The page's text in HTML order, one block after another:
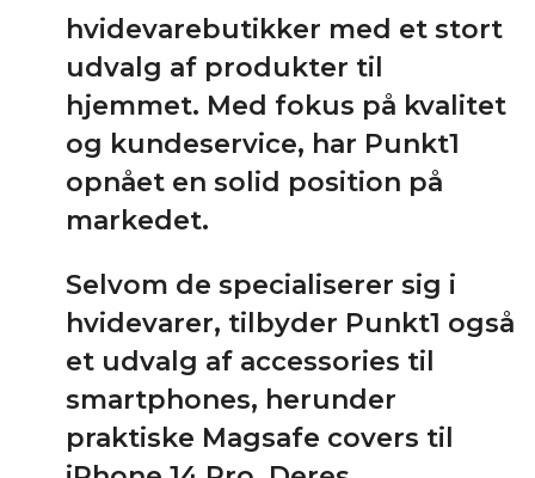
hvidevarebutikker med et stort
udvalg af produkter til
hjemmet. Med fokus på kvalitet
og kundeservice, har Punkt1
opnået en solid position på
markedet.
Selvom de specialiserer sig i
hvidevarer, tilbyder Punkt1 også
et udvalg af accessories til
smartphones, herunder
praktiske Magsafe covers til